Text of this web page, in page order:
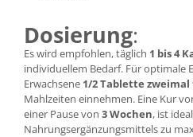
Dosierung:
Es wird empfohlen, täglich 1 bis 4
individuellem Bedarf. Für optimale
Erwachsene 1/2 Tablette
Mahlzeiten einnehmen. Eine Kur
einer Pause von 3 Wochen, ist
Nahrungsergänzungsmittels zu